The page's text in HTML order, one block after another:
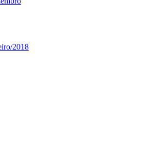
2018